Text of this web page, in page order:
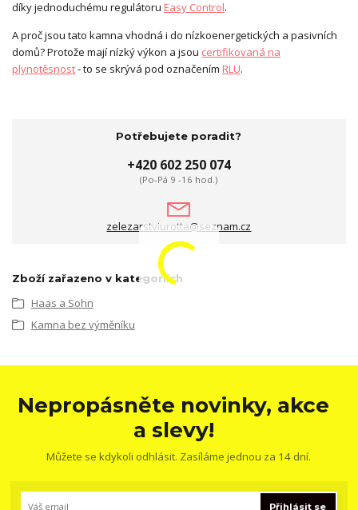
díky jednoduchému regulátoru Easy Control.
A proč jsou tato kamna vhodná i do nízkoenergetických a pasivních
domů? Protože mají nízký výkon a jsou certifikovaná na
plynotěsnost- to se skrývá pod označením RLU.
Potřebujete poradit?
+420 602 250 074
(Po-Pá 9 -16 hod.)
zelezarstviurotta@seznam.cz
Zboží zařazeno v kategoriích
Haas a Sohn
Kamna bez výměníku
Nepropásněte novinky, akce
a slevy!
Můžete se kdykoli odhlásit. Zasíláme jednou za 14 dní.
Přihlásit se